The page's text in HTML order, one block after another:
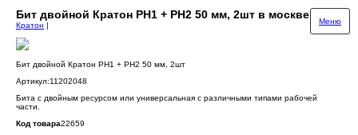
Бит двойной Кратон РН1 + РН2 50 мм, 2шт в москве
Меню
Кратон |
Бит двойной Кратон РН1 + РН2 50 мм, 2шт
Артикул:11202048
Бита с двойным ресурсом или универсальная с различными типами рабочей
части.
Код товара22659